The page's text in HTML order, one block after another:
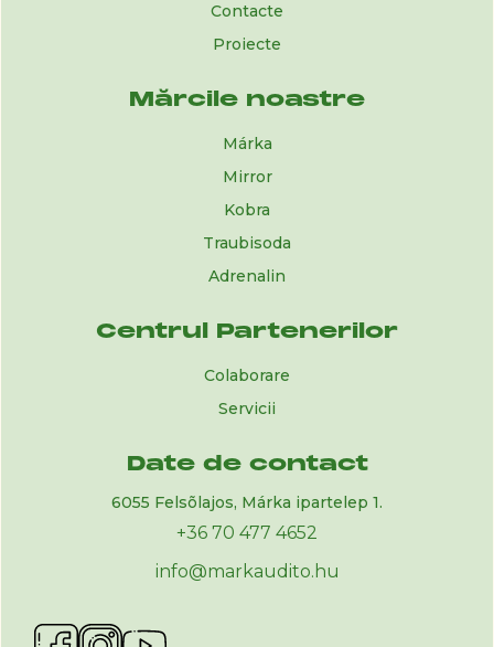
Contacte
Proiecte
Mărcile noastre
Márka
Mirror
Kobra
Traubisoda
Adrenalin
Centrul Partenerilor
Colaborare
Servicii
Date de contact
6055 Felsõlajos, Márka ipartelep 1.
+36 70 477 4652
info@markaudito.hu